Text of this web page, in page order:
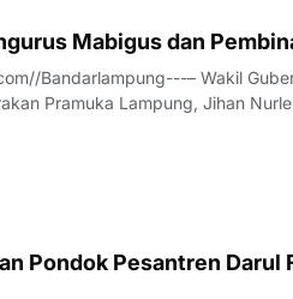
Mabigus dan
Bandarlampung---– Wakil
Pramuka Lampung, Jihan
untuk memperkuat pendidikan
Pondok Pesantren Darul